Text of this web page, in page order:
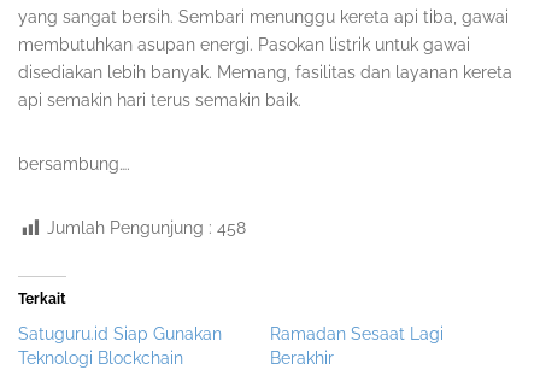
yang sangat bersih. Sembari menunggu kereta api tiba, gawai
membutuhkan asupan energi. Pasokan listrik untuk gawai
disediakan lebih banyak. Memang, fasilitas dan layanan kereta
api semakin hari terus semakin baik.
bersambung….
Jumlah Pengunjung : 458
Terkait
Satuguru.id Siap Gunakan
Teknologi Blockchain
Ramadan Sesaat Lagi
Berakhir